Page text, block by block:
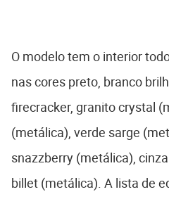
O modelo tem o interior
nas cores preto, branco
firecracker, granito crystal
(metálica), verde sarge
snazzberry (metálica),
billet (metálica). A lista de